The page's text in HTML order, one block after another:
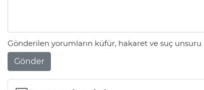
Gönderilen yorumların küfür, hakaret ve suç
Gönder